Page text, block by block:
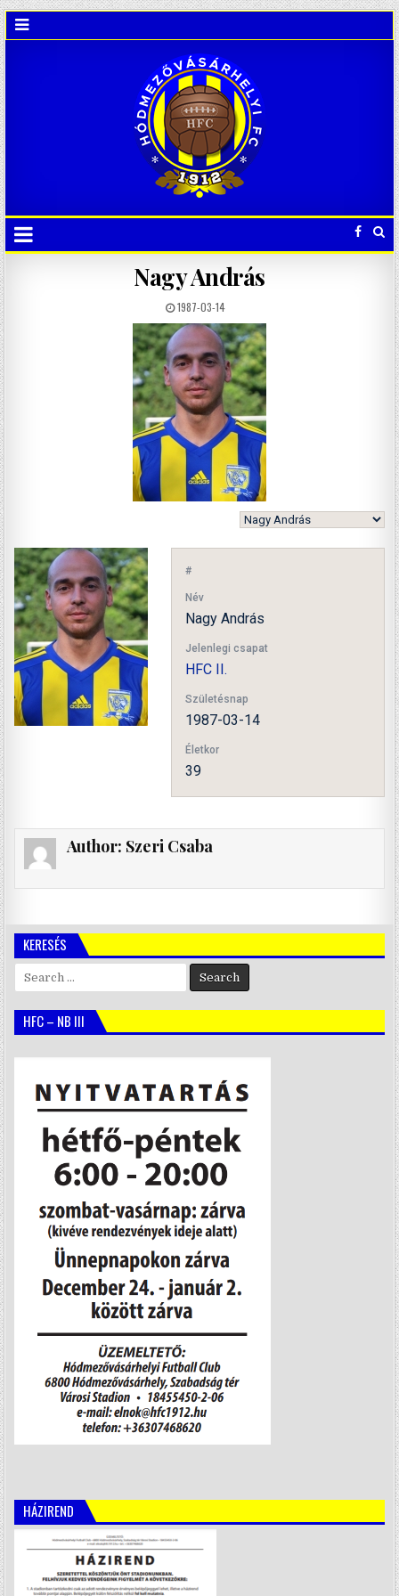
Nagy András
1987-03-14
#
Név
Nagy András
Jelenlegi csapat
HFC II.
Születésnap
1987-03-14
Életkor
39
Author: Szeri Csaba
KERESÉS
Search
for:
HFC – NB III
HÁZIREND